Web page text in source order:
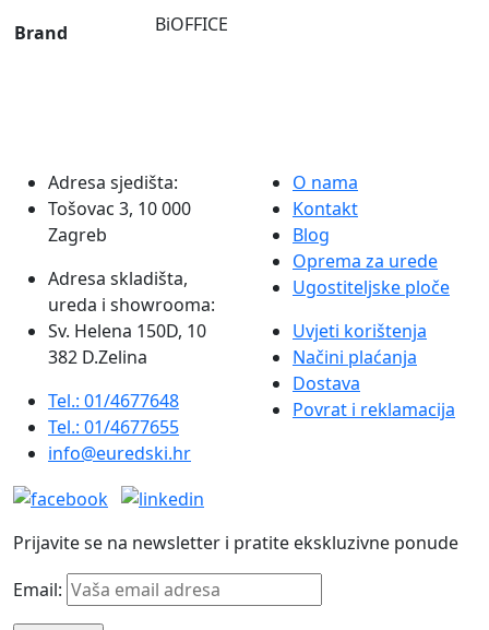
Brand BiOFFICE
Adresa sjedišta:
Tošovac 3, 10 000
Zagreb
Adresa skladišta,
ureda i showrooma:
Sv. Helena 150D, 10
382 D.Zelina
Tel.: 01/4677648
Tel.: 01/4677655
info@euredski.hr
O nama
Kontakt
Blog
Oprema za urede
Ugostiteljske ploče
Uvjeti korištenja
Načini plaćanja
Dostava
Povrat i reklamacija
Prijavite se na newsletter i pratite ekskluzivne ponude
Email: